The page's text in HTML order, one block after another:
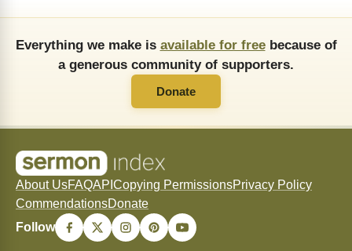
Everything we make is available for freebecause of
a generous community of supporters.
Donate
About UsFAQAPI Copying PermissionsPrivacy Policy
CommendationsDonate
Follow